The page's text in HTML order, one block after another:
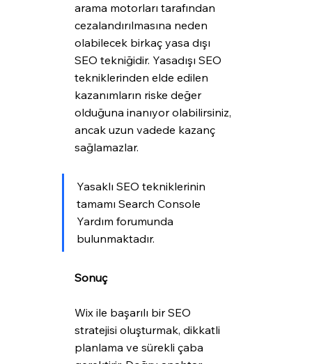
arama motorları tarafından
cezalandırılmasına neden
olabilecek birkaç yasa dışı
SEO tekniğidir. Yasadışı SEO
tekniklerinden elde edilen
kazanımların riske değer
olduğuna inanıyor olabilirsiniz,
ancak uzun vadede kazanç
sağlamazlar.
Yasaklı SEO tekniklerinin
tamamı Search Console
Yardım forumunda
bulunmaktadır.
Sonuç
Wix ile başarılı bir SEO
stratejisi oluşturmak, dikkatli
planlama ve sürekli çaba